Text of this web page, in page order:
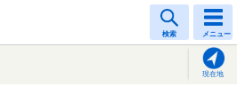
検索 メニュー
現在地